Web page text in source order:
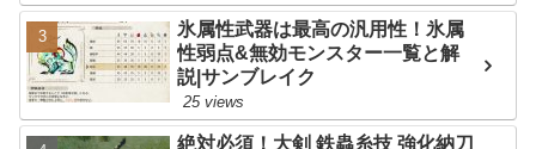
氷属性武器は最高の汎用性！氷属
性弱点&無効モンスター一覧と解
説|サンブレイク
25 views
絶対必須！大剣 鉄蟲糸技 強化納刀